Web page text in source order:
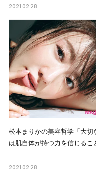
2021.02.28
松本まりかの美容哲学「大切
は肌自体が持つ力を信じるこ
2021.02.28